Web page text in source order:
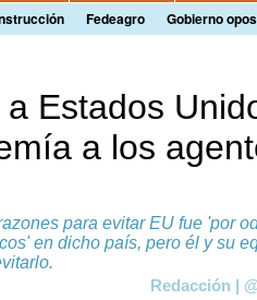
Fedeagro Gobierno
Estados
a los
para evitar EU fue 'por
en dicho país, pero él y su
Redacción |